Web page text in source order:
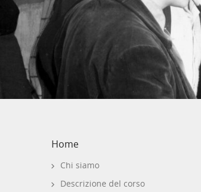
Home
Chi siamo
Descrizione del corso